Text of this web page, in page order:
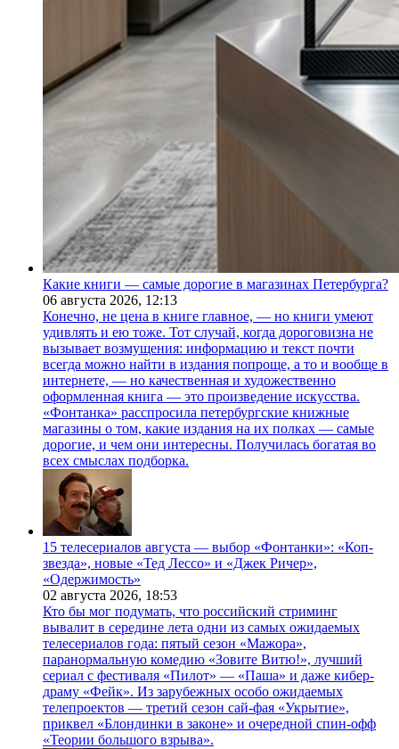
Какие книги — самые дорогие в магазинах Петербурга?
06 августа 2026, 12:13
Конечно, не цена в книге главное, — но книги умеют
удивлять и ею тоже. Тот случай, когда дороговизна не
вызывает возмущения: информацию и текст почти
всегда можно найти в издания попроще, а то и вообще в
интернете, — но качественная и художественно
оформленная книга — это произведение искусства.
«Фонтанка» расспросила петербургские книжные
магазины о том, какие издания на их полках — самые
дорогие, и чем они интересны. Получилась богатая во
всех смыслах подборка.
15 телесериалов августа — выбор «Фонтанки»: «Коп-
звезда», новые «Тед Лессо» и «Джек Ричер»,
«Одержимость»
02 августа 2026, 18:53
Кто бы мог подумать, что российский стриминг
вывалит в середине лета одни из самых ожидаемых
телесериалов года: пятый сезон «Мажора»,
паранормальную комедию «Зовите Витю!», лучший
сериал с фестиваля «Пилот» — «Паша» и даже кибер-
драму «Фейк». Из зарубежных особо ожидаемых
телепроектов — третий сезон сай-фая «Укрытие»,
приквел «Блондинки в законе» и очередной спин-офф
«Теории большого взрыва».